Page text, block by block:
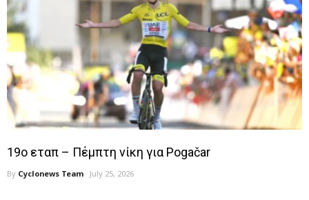
19ο εταπ – Πέμπτη νίκη για Pogačar
By Cyclonews Team July 25, 2026